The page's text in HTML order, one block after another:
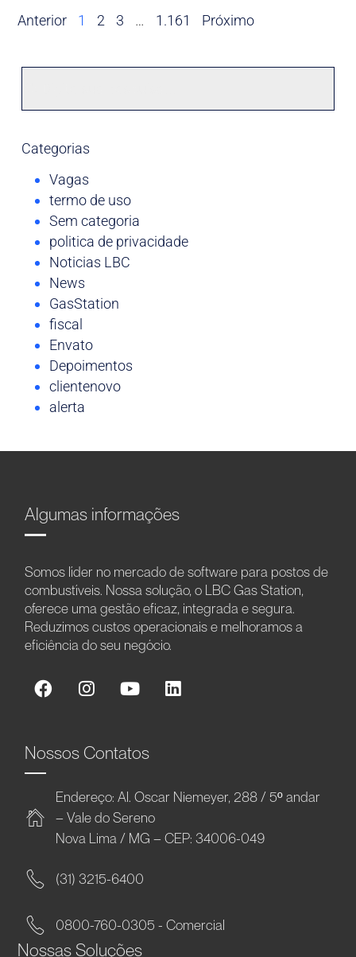
Anterior 1 2 3 … 1.161 Próximo
Categorias
Vagas
termo de uso
Sem categoria
politica de privacidade
Noticias LBC
News
GasStation
fiscal
Envato
Depoimentos
clientenovo
alerta
Algumas informações
Somos líder no mercado de software para postos de
combustíveis. Nossa solução, o LBC Gas Station,
oferece uma gestão eficaz, integrada e segura.
Reduzimos custos operacionais e melhoramos a
eficiência do seu negócio.
Nossos Contatos
Endereço: Al. Oscar Niemeyer, 288 / 5º andar
– Vale do Sereno
Nova Lima / MG – CEP: 34006-049
(31) 3215-6400
0800-760-0305 - Comercial
Nossas Soluções